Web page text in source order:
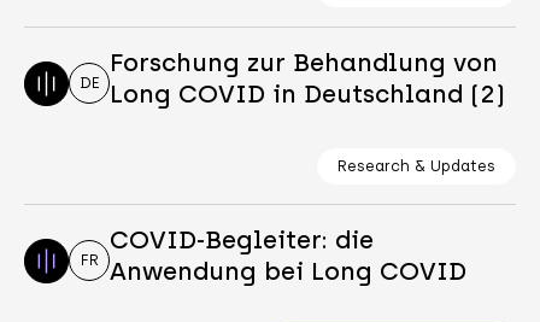
DE
Forschung zur Behandlung von
Long COVID in Deutschland (2)
Research & Updates
FR
COVID-Begleiter: die
Anwendung bei Long COVID